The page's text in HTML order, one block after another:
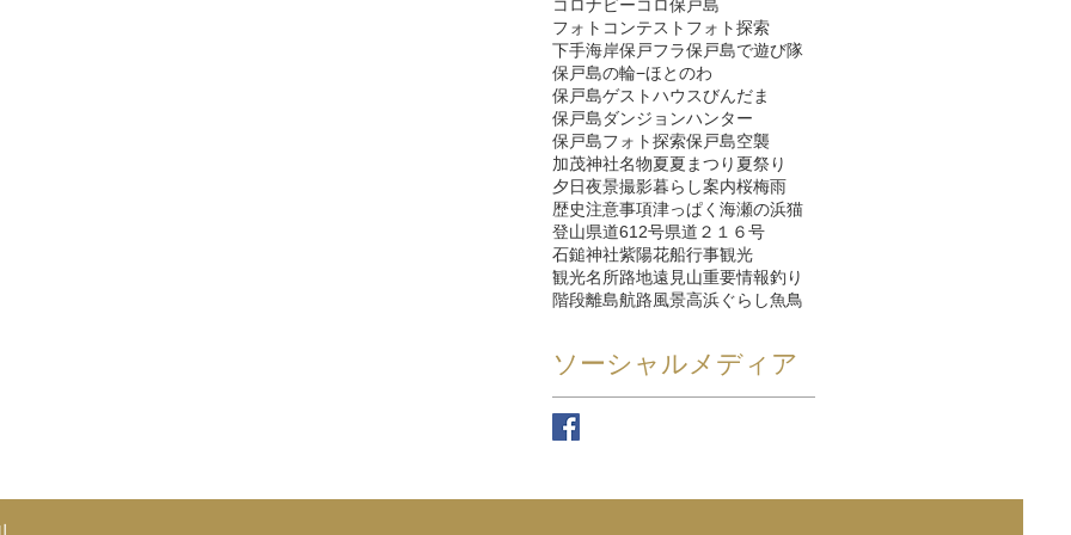
コロナビーコロ保戸島
フォトコンテスト フォト探索
下手海岸保戸フラ保戸島で遊び隊
保戸島の輪−ほとのわ
保戸島ゲストハウスびんだま
保戸島ダンジョンハンター
保戸島フォト探索保戸島空襲
加茂神社名物夏夏まつり 夏祭り
夕日夜景撮影暮らし案内桜梅雨
歴史注意事項津っぱく 海瀬の浜猫
登山県道612号県道２１６号
石鎚神社紫陽花船行事観光
観光名所路地遠見山重要情報釣り
階段離島航路 風景高浜ぐらし魚鳥
ソーシャルメディア